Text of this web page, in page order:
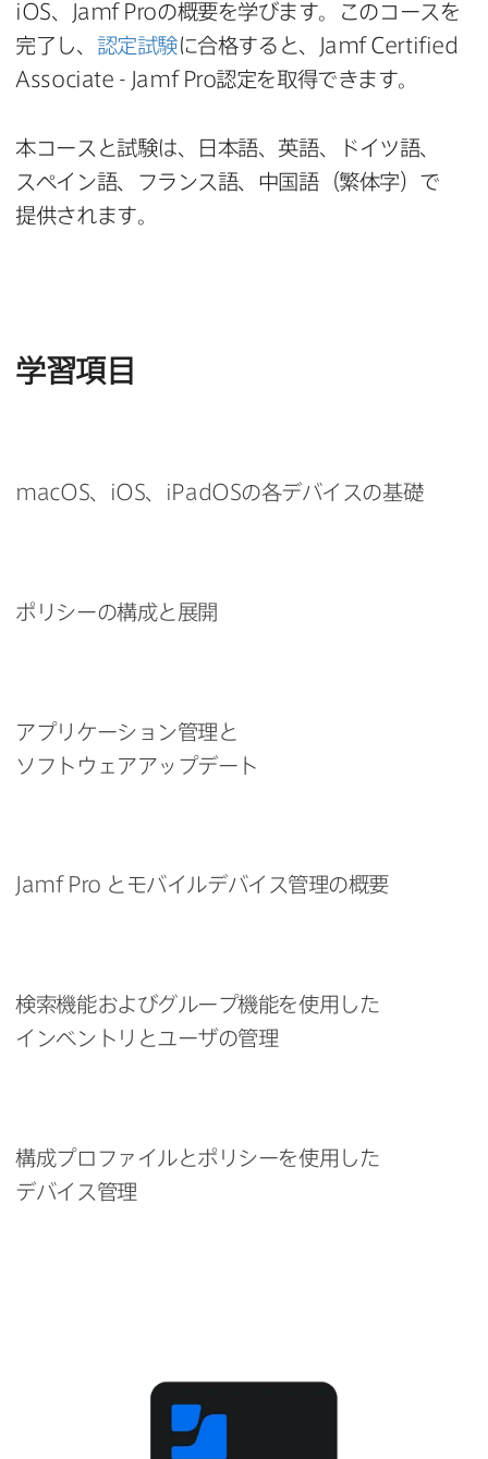
iOS、 Jamf Proの​概要を​学びます。​この​コースを​
完了し、 認定試験に​合格すると、
Jamf Certified
Associate - Jamf Pro認定を​取得できます。
本コースと​試験は、​日本語、​英語、​ドイツ語、​
スペイン語、​フランス語、​中国語​（繁体字）で​
提供されます。
学習項目
macOS、 iOS、 iPadOSの​各デバイスの​基礎
ポリシーの​構成と​展開
アプリケーション管理と​
ソフトウェアアップデート
Jamf Pro と​モバイルデバイス管理の​概要
検索機能およびグループ機能を​使用した​
インベントリと​ユーザの​管理
構成プロファイルと​ポリシーを​使用した​
デバイス管理